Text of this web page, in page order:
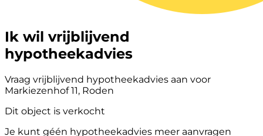
Ik wil vrijblijvend
hypotheekadvies
Vraag vrijblijvend hypotheekadvies aan voor
Markiezenhof 11, Roden
Dit object is verkocht
Je kunt géén hypotheekadvies meer aanvragen